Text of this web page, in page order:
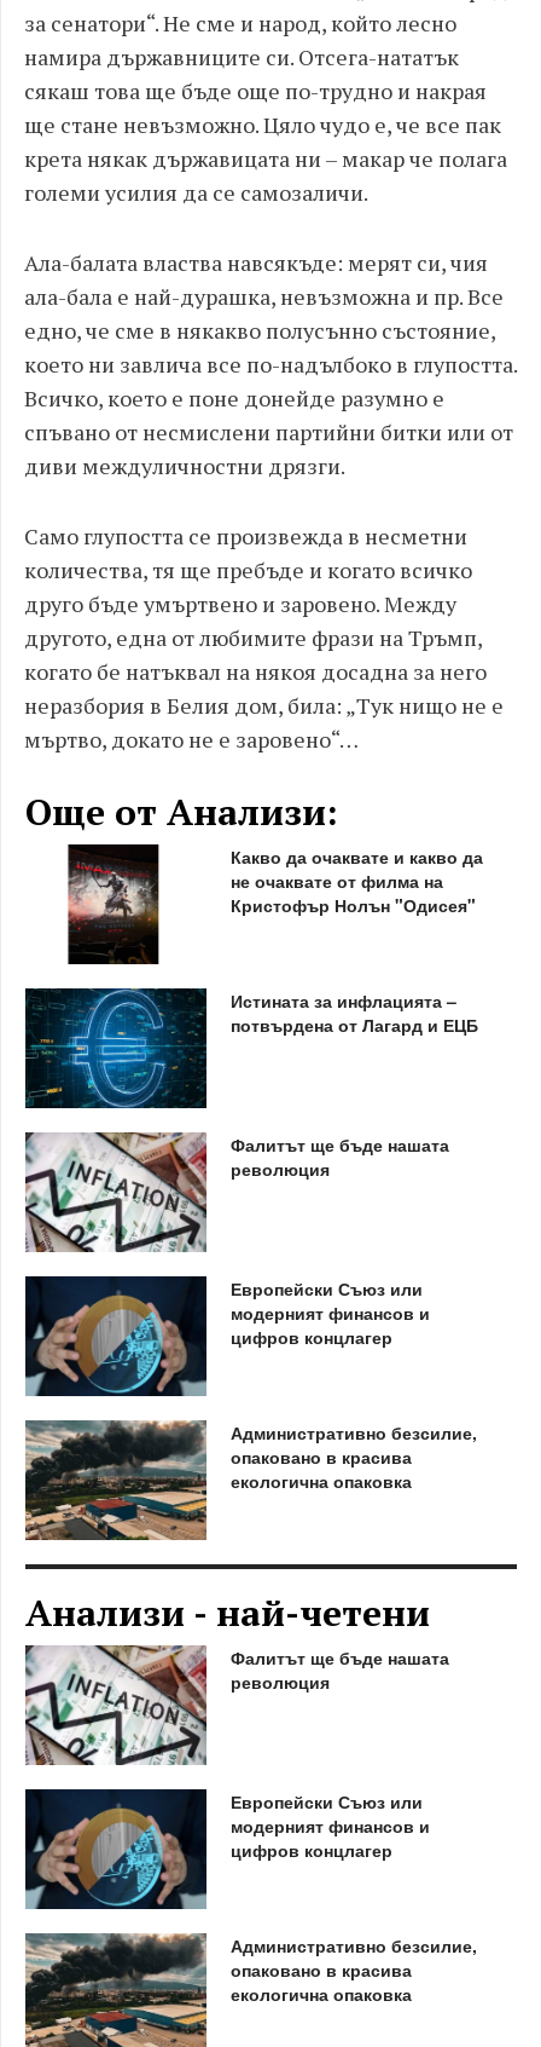
за сенатори“. Не сме и народ, който лесно
намира държавниците си. Отсега-нататък
сякаш това ще бъде още по-трудно и накрая
ще стане невъзможно. Цяло чудо е, че все пак
крета някак държавицата ни – макар че полага
големи усилия да се самозаличи.
Ала-балата властва навсякъде: мерят си, чия
ала-бала е най-дурашка, невъзможна и пр. Все
едно, че сме в някакво полусънно състояние,
което ни завлича все по-надълбоко в глупостта.
Всичко, което е поне донейде разумно е
спъвано от несмислени партийни битки или от
диви междуличностни дрязги.
Само глупостта се произвежда в несметни
количества, тя ще пребъде и когато всичко
друго бъде умъртвено и заровено. Между
другото, една от любимите фрази на Тръмп,
когато бе натъквал на някоя досадна за него
неразбория в Белия дом, била: „Тук нищо не е
мъртво, докато не е заровено“…
Още от Анализи:
Какво да очаквате и какво да
не очаквате от филма на
Кристофър Нолън "Одисея"
Истината за инфлацията –
потвърдена от Лагард и ЕЦБ
Фалитът ще бъде нашата
революция
Европейски Съюз или
модерният финансов и
цифров концлагер
Административно безсилие,
опаковано в красива
екологична опаковка
Анализи - най-четени
Фалитът ще бъде нашата
революция
Европейски Съюз или
модерният финансов и
цифров концлагер
Административно безсилие,
опаковано в красива
екологична опаковка